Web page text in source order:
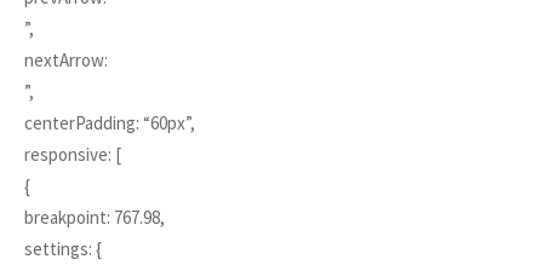
”,
nextArrow:
”,
centerPadding: “60px”,
responsive: [
{
breakpoint: 767.98,
settings: {